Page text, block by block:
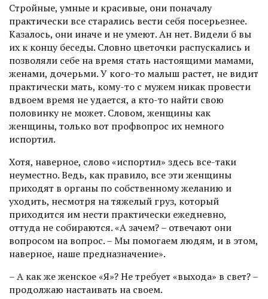
Стройные, умные и красивые, они поначалу
практически все старались вести себя посерьезнее.
Казалось, они иначе и не умеют. Ан нет. Видели б вы
их к концу беседы. Словно цветочки распускались и
позволяли себе на время стать настоящими мамами,
женами, дочерьми. У кого-то малыш растет, не видит
практически мать, кому-то с мужем никак провести
вдвоем время не удается, а кто-то найти свою
половинку не может. Словом, женщины как
женщины, только вот профвопрос их немного
испортил.
Хотя, наверное, слово «испортил» здесь все-таки
неуместно. Ведь, как правило, все эти женщины
приходят в органы по собственному желанию и
уходить, несмотря на тяжелый груз, который
приходится им нести практически ежедневно,
оттуда не собираются. «А зачем? – отвечают они
вопросом на воп­рос. – Мы помогаем людям, и в этом,
наверное, наше предназначение».
– А как же женское «Я»? Не требует «выхода» в свет? –
продолжаю настаивать на своем.